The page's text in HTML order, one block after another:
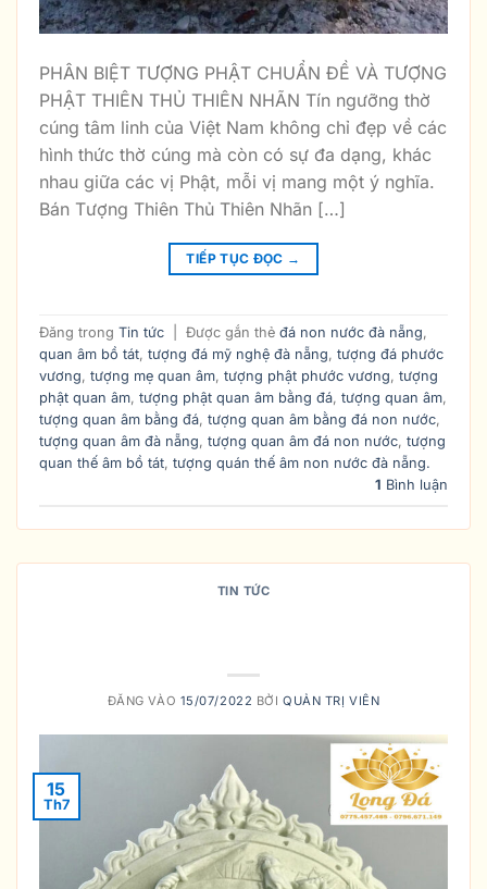
PHÂN BIỆT TƯỢNG PHẬT CHUẨN ĐỀ VÀ TƯỢNG
PHẬT THIÊN THỦ THIÊN NHÃN Tín ngưỡng thờ
cúng tâm linh của Việt Nam không chỉ đẹp về các
hình thức thờ cúng mà còn có sự đa dạng, khác
nhau giữa các vị Phật, mỗi vị mang một ý nghĩa.
Bán Tượng Thiên Thủ Thiên Nhãn […]
TIẾP TỤC ĐỌC →
Đăng trong Tin tức Được gắn thẻ đá non nước đà nẵng,
quan âm bồ tát, tượng đá mỹ nghệ đà nẵng, tượng đá phước
vương, tượng mẹ quan âm, tượng phật phước vương, tượng
phật quan âm, tượng phật quan âm bằng đá, tượng quan âm,
tượng quan âm bằng đá, tượng quan âm bằng đá non nước,
tượng quan âm đà nẵng, tượng quan âm đá non nước, tượng
quan thế âm bồ tát, tượng quán thế âm non nước đà nẵng.
1 Bình luận
TIN TỨC
ĐĂNG VÀO 15/07/2022 BỞIQUẢN TRỊ VIÊN
15
Th7